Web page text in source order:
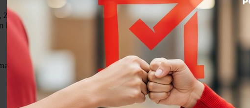
San Luis Potosí y el Estado de México,
las entidades que destacaron por su dinamismo
lo hicieron en el Pacífico, y Tabasco y Yucatán,